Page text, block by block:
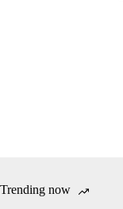
Trending now